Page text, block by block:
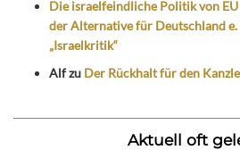
Die israelfeindliche Politik von
der Alternative für Deutschland e.
„Israelkritik“
Alfzu Der Rückhalt für den
Aktuell oft